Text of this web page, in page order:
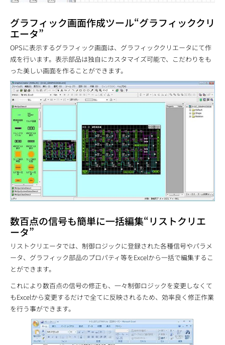
グラフィック画面作成ツール“グラフィッククリ
エータ”
OPSに表示するグラフィック画面は、グラフィッククリエータにて作
成を行います。表示部品は独自にカスタマイズ可能で、こだわりをも
った美しい画面を作ることができます。
数百点の信号も簡単に一括編集“リストクリエ
ータ”
リストクリエータでは、制御ロジックに登録された各種信号やパラメ
ータ、グラフィック部品のプロパティ等をExcelから一括で編集するこ
とができます。
これにより数百点の信号の修正も、一々制御ロジックを変更しなくて
もExcelから変更するだけで全てに反映されるため、効率良く修正作業
を行う事ができます。